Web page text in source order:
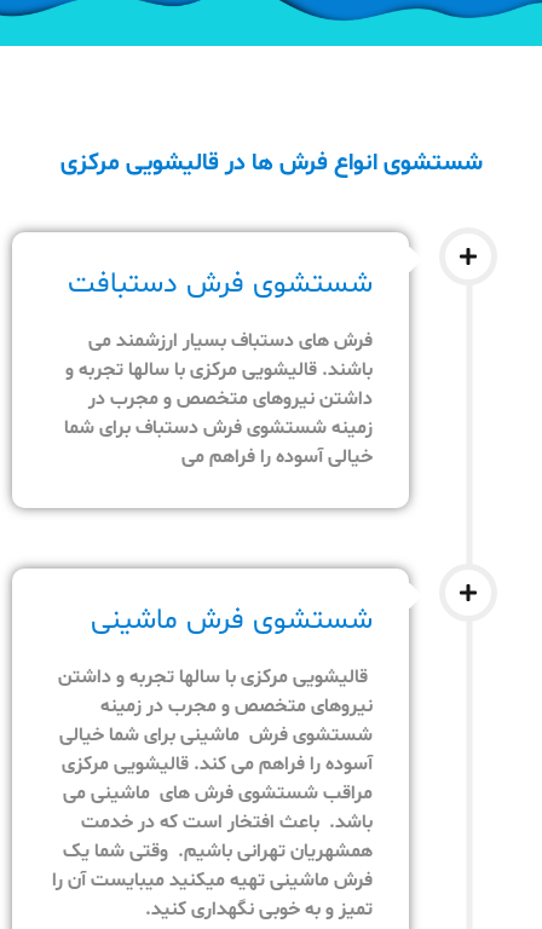
شستشوی انواع فرش ها در قالیشویی مرکزی
شستشوی فرش دستبافت
فرش های دستباف بسیار ارزشمند می
باشند. قالیشویی مرکزی با سالها تجربه و
داشتن نیروهای متخصص و مجرب در
زمینه شستشوی فرش دستباف برای شما
خیالی آسوده را فراهم می
شستشوی فرش ماشینی
قالیشویی مرکزی با سالها تجربه و داشتن
نیروهای متخصص و مجرب در زمینه
شستشوی فرش ماشینی برای شما خیالی
آسوده را فراهم می کند. قالیشویی مرکزی
مراقب شستشوی فرش های ماشینی می
باشد. باعث افتخار است که در خدمت
همشهریان تهرانی باشیم. وقتی شما یک
فرش ماشینی تهیه میکنید میبایست آن را
تمیز و به خوبی نگهداری کنید.